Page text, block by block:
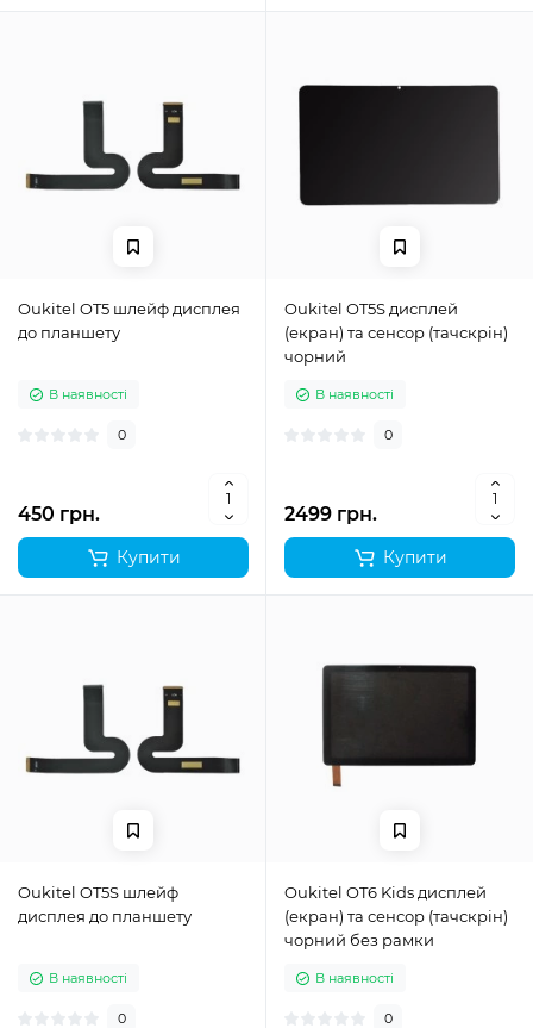
Oukitel OT5 шлейф дисплея
до планшету
В наявності
0
450 грн.
Купити
Oukitel OT5S дисплей
(екран) та сенсор (тачскрін)
чорний
В наявності
0
2499 грн.
Купити
Oukitel OT5S шлейф
дисплея до планшету
В наявності
0
Oukitel OT6 Kids дисплей
(екран) та сенсор (тачскрін)
чорний без рамки
В наявності
0